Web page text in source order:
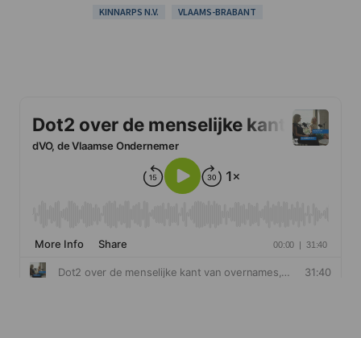
KINNARPS N.V. VLAAMS-BRABANT